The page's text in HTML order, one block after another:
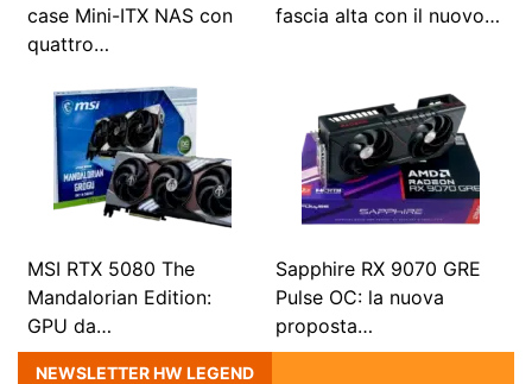
case Mini-ITX NAS con
quattro…
fascia alta con il nuovo…
MSI RTX 5080 The
Mandalorian Edition:
GPU da…
Sapphire RX 9070 GRE
Pulse OC: la nuova
proposta…
NEWSLETTER HW LEGEND